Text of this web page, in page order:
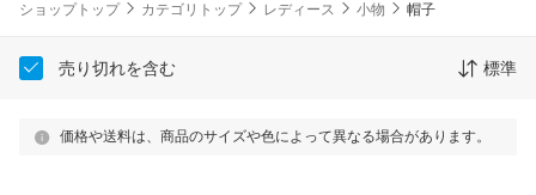
ショップトップ カテゴリトップ レディース 小物 帽子
売り切れを含む 標準
価格や送料は、商品のサイズや色によって異なる場合があります。